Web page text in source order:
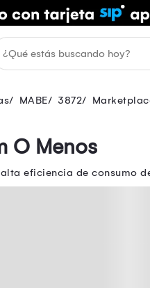
MABE 3872
O Menos
eficiencia de consumo